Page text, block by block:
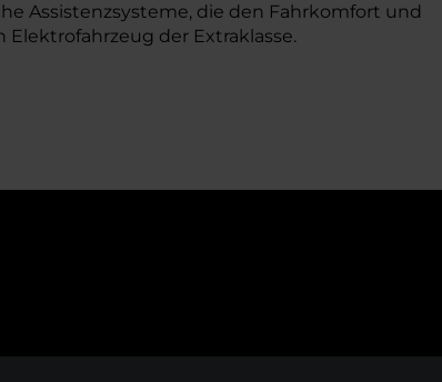
Assistenzsysteme, die den Fahrkomfort und
der Extraklasse.